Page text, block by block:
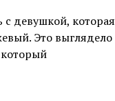
девушкой, которая
Это выглядело